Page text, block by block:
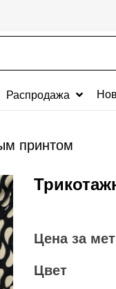
Распродажа
принтом
Цена за
Цвет